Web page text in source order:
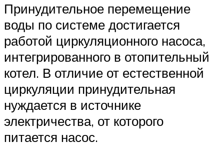
Принудительное перемещение
воды по системе достигается
работой циркуляционного насоса,
интегрированного в отопительный
котел. В отличие от естественной
циркуляции принудительная
нуждается в источнике
электричества, от которого
питается насос.